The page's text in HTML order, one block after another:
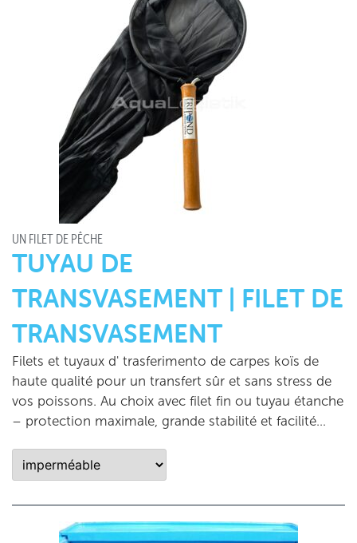
UN FILET DE PÊCHE
TUYAU DE
TRANSVASEMENT | FILET DE
TRANSVASEMENT
Filets et tuyaux d' trasferimento de carpes koïs de
haute qualité pour un transfert sûr et sans stress de
vos poissons. Au choix avec filet fin ou tuyau étanche
– protection maximale, grande stabilité et facilité…